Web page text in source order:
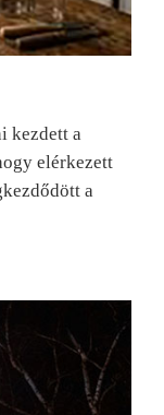
kezdett a
elérkezett
a